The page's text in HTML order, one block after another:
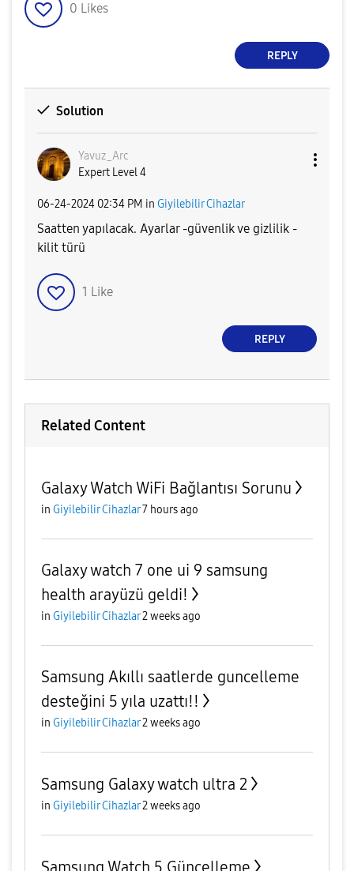
0 Likes
REPLY
Solution
Yavuz_Arc
Expert Level 4
‎06-24-2024 02:34 PM in Giyilebilir Cihazlar
Saatten yapılacak. Ayarlar -güvenlik ve gizlilik -
kilit türü
1 Like
REPLY
Related Content
Galaxy Watch WiFi Bağlantısı Sorunu
in Giyilebilir Cihazlar7 hours ago
Galaxy watch 7 one ui 9 samsung
health arayüzü geldi!
in Giyilebilir Cihazlar2 weeks ago
Samsung Akıllı saatlerde guncelleme
desteğini 5 yıla uzattı!!
in Giyilebilir Cihazlar2 weeks ago
Samsung Galaxy watch ultra 2
in Giyilebilir Cihazlar2 weeks ago
Samsung Watch 5 Güncelleme